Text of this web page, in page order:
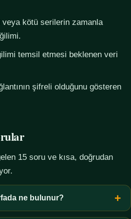
veya kötü serilerin zamanla
temsil etmesi beklenen veri
şifreli olduğunu gösteren
15 soru ve kısa, doğrudan
ne bulunur?
bilgi, terim açıklamaları, veri